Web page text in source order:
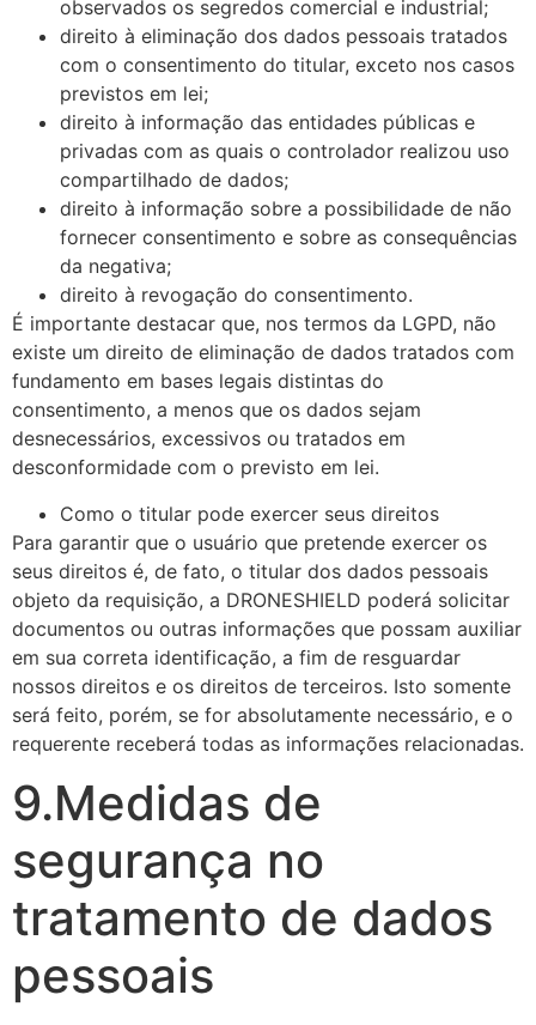
observados os segredos comercial e industrial;
direito à eliminação dos dados pessoais tratados
com o consentimento do titular, exceto nos casos
previstos em lei;
direito à informação das entidades públicas e
privadas com as quais o controlador realizou uso
compartilhado de dados;
direito à informação sobre a possibilidade de não
fornecer consentimento e sobre as consequências
da negativa;
direito à revogação do consentimento.
É importante destacar que, nos termos da LGPD, não
existe um direito de eliminação de dados tratados com
fundamento em bases legais distintas do
consentimento, a menos que os dados sejam
desnecessários, excessivos ou tratados em
desconformidade com o previsto em lei.
Como o titular pode exercer seus direitos
Para garantir que o usuário que pretende exercer os
seus direitos é, de fato, o titular dos dados pessoais
objeto da requisição, a DRONESHIELD poderá solicitar
documentos ou outras informações que possam auxiliar
em sua correta identificação, a fim de resguardar
nossos direitos e os direitos de terceiros. Isto somente
será feito, porém, se for absolutamente necessário, e o
requerente receberá todas as informações relacionadas.
9.Medidas de
segurança no
tratamento de dados
pessoais